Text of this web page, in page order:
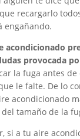
recargarlo
engañando.
acondicionado
provocada
la fuga antes
le falte. De lo
acondicionado
tamaño de la
si a tu aire